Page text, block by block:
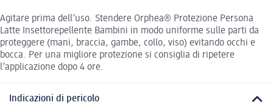
Agitare prima dell’uso. Stendere Orphea® Protezione Persona
Latte Insettorepellente Bambini in modo uniforme sulle parti da
proteggere (mani, braccia, gambe, collo, viso) evitando occhi e
bocca. Per una migliore protezione si consiglia di ripetere
l’applicazione dopo 4 ore.
Indicazioni di pericolo